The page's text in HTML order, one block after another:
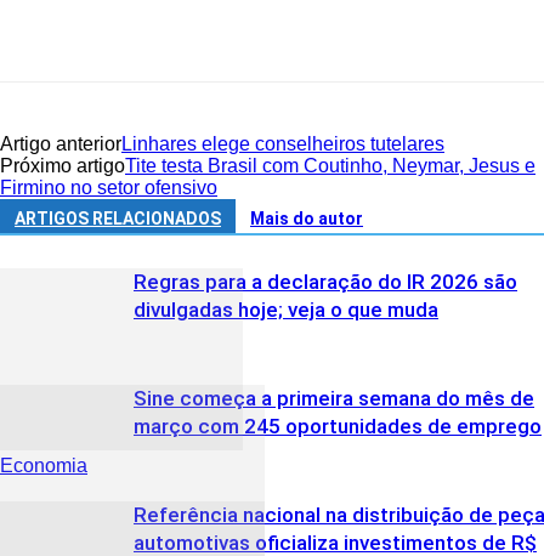
Artigo anteriorLinhares elege conselheiros tutelares
Próximo artigoTite testa Brasil com Coutinho, Neymar, Jesus e
Firmino no setor ofensivo
ARTIGOS RELACIONADOS Mais do autor
Economia
Regras para a declaração do IR 2026 são
divulgadas hoje; veja o que muda
Sine começa a primeira semana do mês de
março com 245 oportunidades de emprego
Referência nacional na distribuição de
automotivas oficializa investimentos de R$